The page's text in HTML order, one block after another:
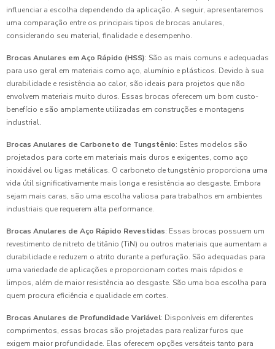
influenciar a escolha dependendo da aplicação. A seguir, apresentaremos
uma comparação entre os principais tipos de brocas anulares,
considerando seu material, finalidade e desempenho.
Brocas Anulares em Aço Rápido (HSS): São as mais comuns e adequadas
para uso geral em materiais como aço, alumínio e plásticos. Devido à sua
durabilidade e resistência ao calor, são ideais para projetos que não
envolvem materiais muito duros. Essas brocas oferecem um bom custo-
benefício e são amplamente utilizadas em construções e montagens
industrial.
Brocas Anulares de Carboneto de Tungstênio: Estes modelos são
projetados para corte em materiais mais duros e exigentes, como aço
inoxidável ou ligas metálicas. O carboneto de tungstênio proporciona uma
vida útil significativamente mais longa e resistência ao desgaste. Embora
sejam mais caras, são uma escolha valiosa para trabalhos em ambientes
industriais que requerem alta performance.
Brocas Anulares de Aço Rápido Revestidas: Essas brocas possuem um
revestimento de nitreto de titânio (TiN) ou outros materiais que aumentam a
durabilidade e reduzem o atrito durante a perfuração. São adequadas para
uma variedade de aplicações e proporcionam cortes mais rápidos e
limpos, além de maior resistência ao desgaste. São uma boa escolha para
quem procura eficiência e qualidade em cortes.
Brocas Anulares de Profundidade Variável: Disponíveis em diferentes
comprimentos, essas brocas são projetadas para realizar furos que
exigem maior profundidade. Elas oferecem opções versáteis tanto para